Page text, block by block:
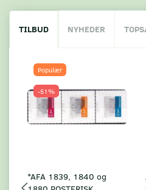
TILBUD NYHEDER
Populær
-51%
*AFA 1839, 1840 og